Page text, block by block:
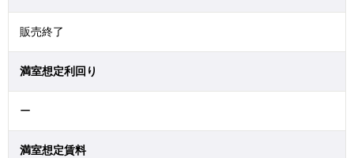
販売終了
満室想定利回り
ー
満室想定賃料